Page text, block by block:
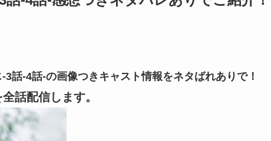
話-4話-の画像つきキャスト情報をネタばれありで！
話配信します。